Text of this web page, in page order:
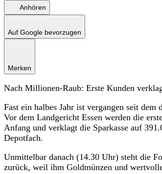
Anhören
Auf Google bevorzugen
Merken
Nach Millionen-Raub: Erste Kunden
Fast ein halbes Jahr ist vergangen seit
Vor dem Landgericht Essen werden die
Anfang und verklagt die Sparkasse auf
Depotfach.
Unmittelbar danach (14.30 Uhr) steht die
zurück, weil ihm Goldmünzen und